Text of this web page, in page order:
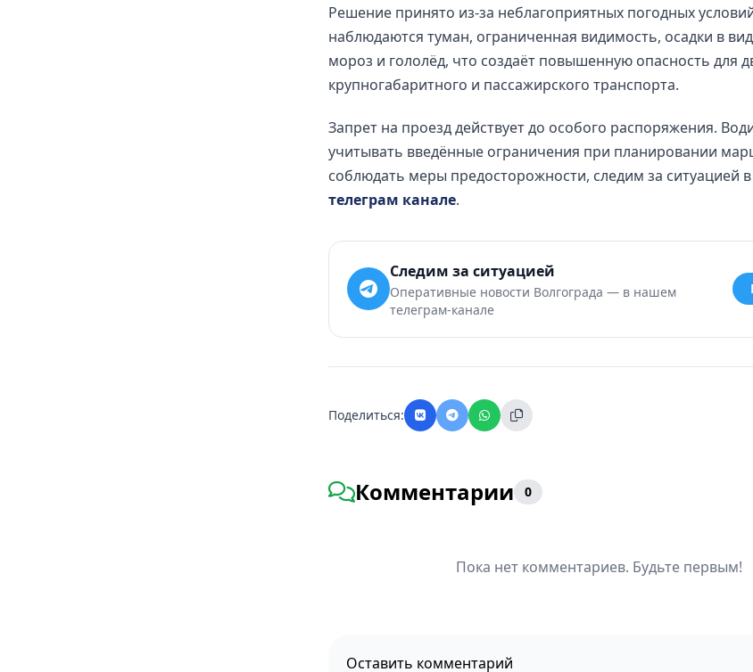
Решение принято из-за неблагоприятных погодных
наблюдаются туман, ограниченная видимость, осадки в
мороз и гололёд, что создаёт повышенную опасность для
крупногабаритного и пассажирского транспорта.
Запрет на проезд действует до особого распоряжения.
учитывать введённые ограничения при планировании
соблюдать меры предосторожности, следим за ситуацией
телеграм канале.
Следим за ситуацией
Оперативные новости Волгограда — в нашем
телеграм-канале
Поделиться:
Комментарии 0
Пока нет комментариев. Будьте первым!
Оставить комментарий